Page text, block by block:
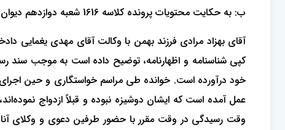
ب: به حکایت محتویات پرونده کلاسه 1616 شعبه دوازدهم دیوان ‌عالی کشور
آقای بهزاد مرادی فرزند بهمن با وکالت آقای مهدی یغمایی
خود درآورده است. خوانده طی مراسم خواستگاری و حین
وقت رسیدگی در وقت مقرر با حضور طرفین دعوی و وکلای